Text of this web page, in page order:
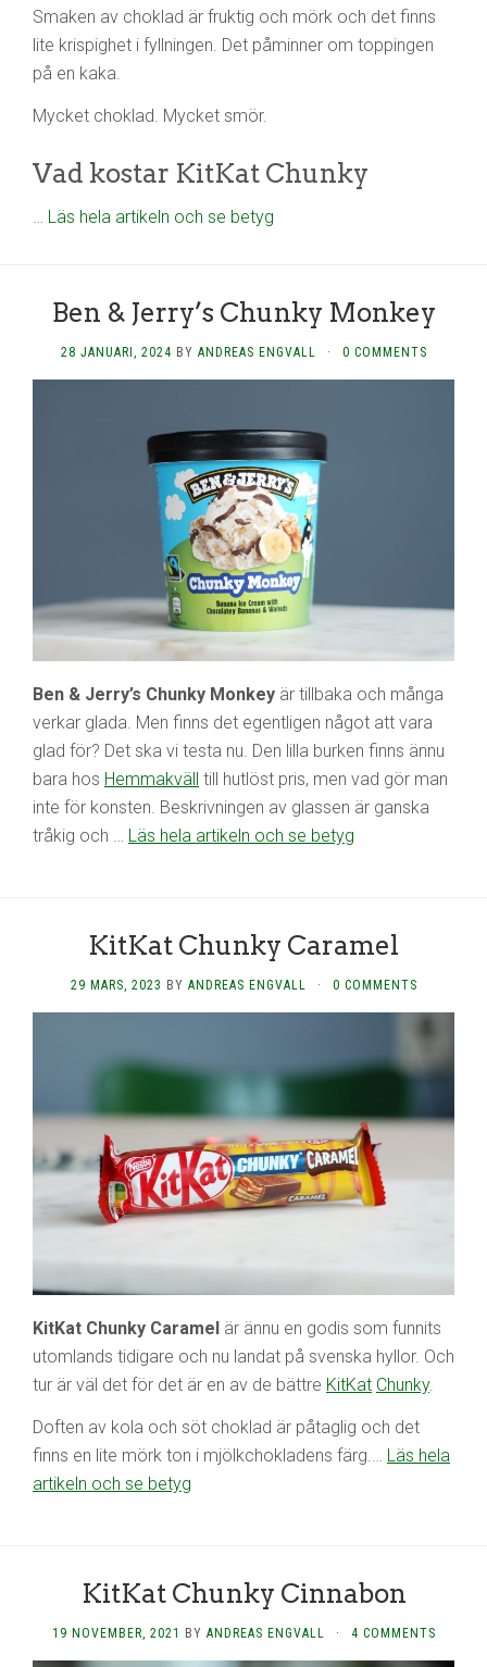
Smaken av choklad är fruktig och mörk och det finns
lite krispighet i fyllningen. Det påminner om toppingen
på en kaka.
Mycket choklad. Mycket smör.
Vad kostar KitKat Chunky
Läs hela artikeln och se betyg
Ben & Jerry’s Chunky Monkey
28 JANUARI, 2024 BY ANDREAS ENGVALL · 0 COMMENTS
Ben & Jerry’s Chunky Monkey är tillbaka och många
verkar glada. Men finns det egentligen något att vara
glad för? Det ska vi testa nu. Den lilla burken finns ännu
bara hos Hemmakväll till hutlöst pris, men vad gör man
inte för konsten. Beskrivningen av glassen är ganska
tråkig och … Läs hela artikeln och se betyg
KitKat Chunky Caramel
29 MARS, 2023 BY ANDREAS ENGVALL · 0 COMMENTS
KitKat Chunky Caramel är ännu en godis som funnits
utomlands tidigare och nu landat på svenska hyllor. Och
tur är väl det för det är en av de bättre KitKat Chunky.
Doften av kola och söt choklad är påtaglig och det
finns en lite mörk ton i mjölkchokladens färg.… Läs hela
artikeln och se betyg
KitKat Chunky Cinnabon
19 NOVEMBER, 2021 BY ANDREAS ENGVALL · 4 COMMENTS